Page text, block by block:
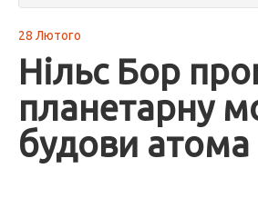
28 Лютого
Нільс Бор
планетарну
будови атома